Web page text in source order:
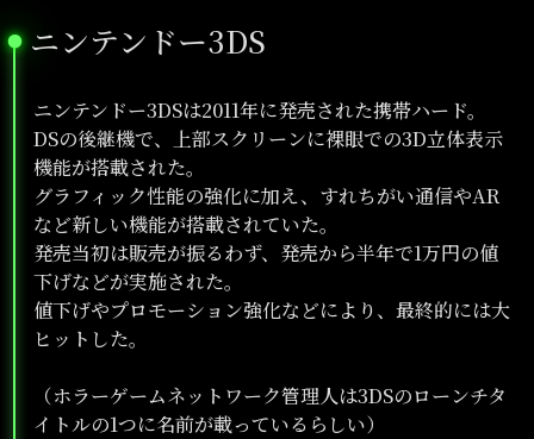
ニンテンドー3DS
●
ニンテンドー3DSは2011年に発売された携帯ハード。
DSの後継機で、上部スクリーンに裸眼での3D立体表示
機能が搭載された。
グラフィック性能の強化に加え、すれちがい通信やAR
など新しい機能が搭載されていた。
発売当初は販売が振るわず、発売から半年で1万円の値
下げなどが実施された。
値下げやプロモーション強化などにより、最終的には大
ヒットした。
（ホラーゲームネットワーク管理人は3DSのローンチタ
イトルの1つに名前が載っているらしい）